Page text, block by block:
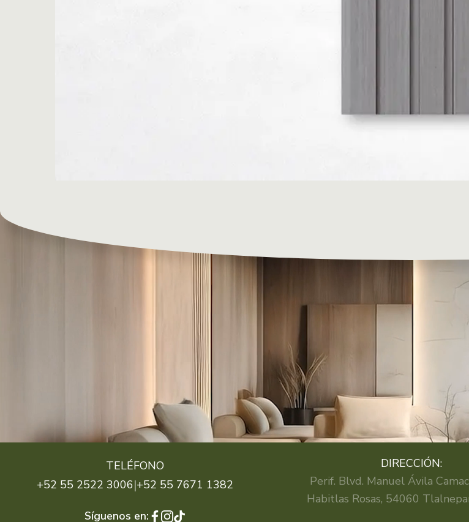
TELÉFONO
+52 55 2522 3006|+52 55 7671 1382
Síguenos en:
DIRECCIÓN:
Perif. Blvd. Manuel Ávila
Habitlas Rosas, 54060